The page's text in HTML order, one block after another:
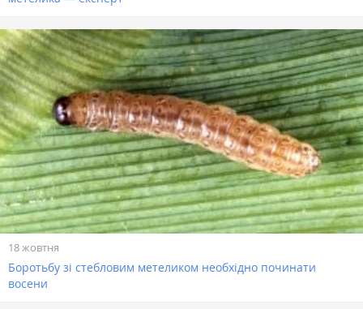
18 жовтня
Боротьбу зі стебловим метеликом необхідно починати
восени